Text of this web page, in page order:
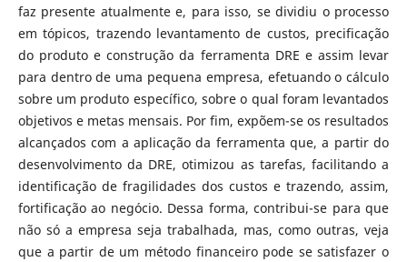
faz presente atualmente e, para isso, se dividiu o processo
em tópicos, trazendo levantamento de custos, precificação
do produto e construção da ferramenta DRE e assim levar
para dentro de uma pequena empresa, efetuando o cálculo
sobre um produto específico, sobre o qual foram levantados
objetivos e metas mensais. Por fim, expõem-se os resultados
alcançados com a aplicação da ferramenta que, a partir do
desenvolvimento da DRE, otimizou as tarefas, facilitando a
identificação de fragilidades dos custos e trazendo, assim,
fortificação ao negócio. Dessa forma, contribui-se para que
não só a empresa seja trabalhada, mas, como outras, veja
que a partir de um método financeiro pode se satisfazer o